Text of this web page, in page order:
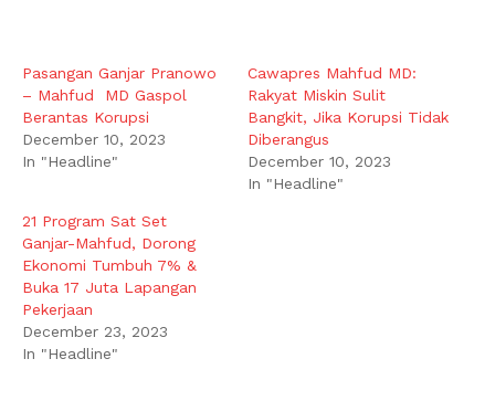
Pasangan Ganjar Pranowo
– Mahfud MD Gaspol
Berantas Korupsi
December 10, 2023
In "Headline"
Cawapres Mahfud MD:
Rakyat Miskin Sulit
Bangkit, Jika Korupsi Tidak
Diberangus
December 10, 2023
In "Headline"
21 Program Sat Set
Ganjar-Mahfud, Dorong
Ekonomi Tumbuh 7% &
Buka 17 Juta Lapangan
Pekerjaan
December 23, 2023
In "Headline"